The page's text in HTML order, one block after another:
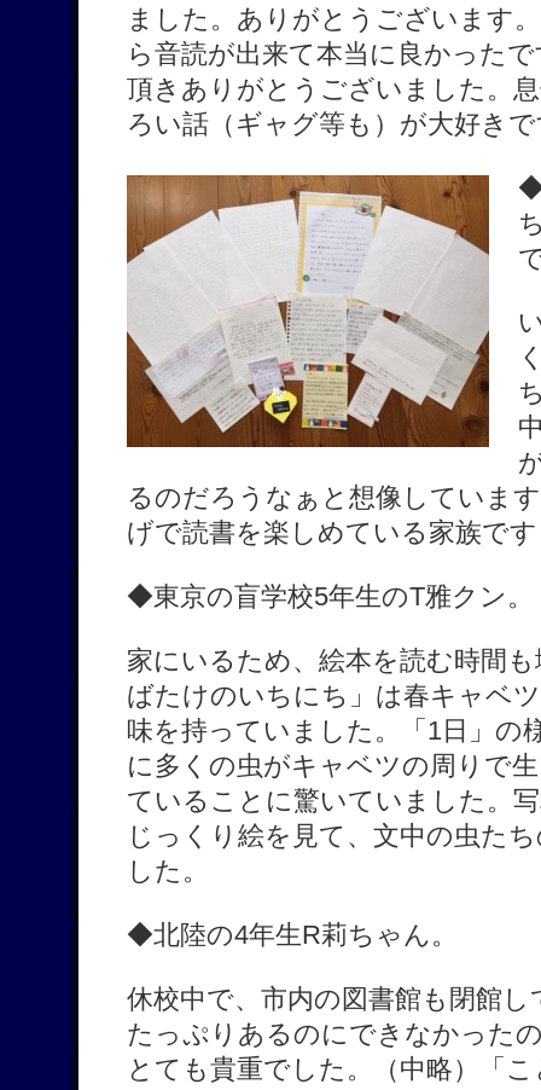
ました。ありがとうございます
ら音読が出来て本当に良かった
頂きありがとうございました。
ろい話（ギャグ等も）が大好き
◆
るのだろうなぁと想像していま
げで読書を楽しめている家族で
◆東京の盲学校5年生のT雅クン。
家にいるため、絵本を読む時間
ばたけのいちにち」は春キャベ
味を持っていました。「1日」の
に多くの虫がキャベツの周りで
ていることに驚いていました。
じっくり絵を見て、文中の虫た
した。
◆北陸の4年生R莉ちゃん。
休校中で、市内の図書館も閉館
たっぷりあるのにできなかった
とても貴重でした。（中略）「